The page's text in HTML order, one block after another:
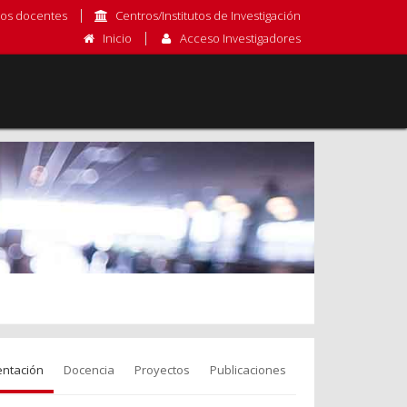
docentes
Centros/Institutos de Investigación
Inicio
Acceso Investigadores
Docencia Proyectos Publicaciones